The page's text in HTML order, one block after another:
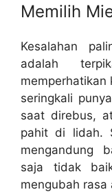
Memilih
Kesalahan
adalah
memperhatikan
seringkali
saat direbus,
pahit di lidah.
mengandung
saja tidak
mengubah rasa